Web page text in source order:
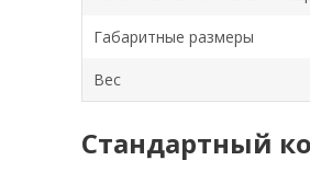
Габаритные размеры
Вес
Стандартный